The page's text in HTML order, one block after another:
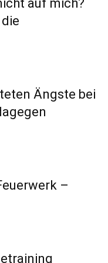
auf mich?
Ängste bei
–